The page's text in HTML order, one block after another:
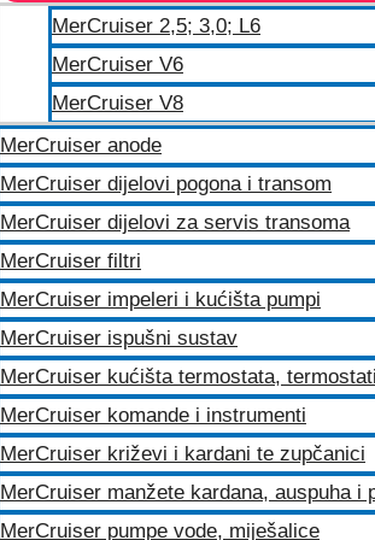
MerCruiser 2,5; 3,0; L6
MerCruiser V6
MerCruiser V8
MerCruiser anode
MerCruiser dijelovi pogona i transom
MerCruiser dijelovi za servis transoma
MerCruiser filtri
MerCruiser impeleri i kućišta pumpi
MerCruiser ispušni sustav
MerCruiser kućišta termostata, termostati
MerCruiser komande i instrumenti
MerCruiser križevi i kardani te zupčanici
MerCruiser manžete kardana, auspuha i
MerCruiser pumpe vode, miješalice